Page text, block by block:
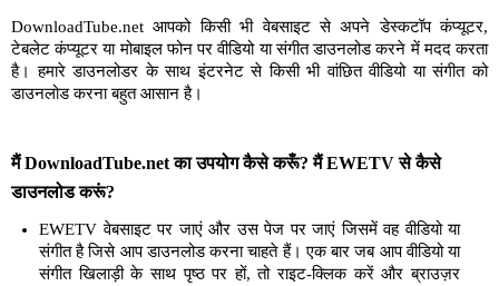
DownloadTube.net आपको किसी भी वेबसाइट से अपने डेस्कटॉप कंप्यूटर,
टेबलेट कंप्यूटर या मोबाइल फोन पर वीडियो या संगीत डाउनलोड करने में मदद करता
है। हमारे डाउनलोडर के साथ इंटरनेट से किसी भी वांछित वीडियो या संगीत को
डाउनलोड करना बहुत आसान है।
मैं DownloadTube.net का उपयोग कैसे करूँ? मैं EWETV से कैसे
डाउनलोड करूं?
EWETV वेबसाइट पर जाएं और उस पेज पर जाएं जिसमें वह वीडियो या
संगीत है जिसे आप डाउनलोड करना चाहते हैं। एक बार जब आप वीडियो या
संगीत खिलाड़ी के साथ पृष्ठ पर हों, तो राइट-क्लिक करें और ब्राउज़र